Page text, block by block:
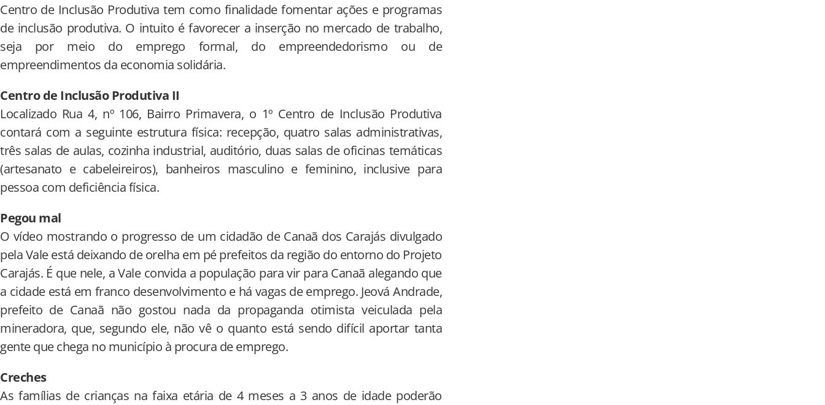
Centro de Inclusão Produtiva tem como finalidade fomentar ações e programas
de inclusão produtiva. O intuito é favorecer a inserção no mercado de trabalho,
seja por meio do emprego formal, do empreendedorismo ou de
empreendimentos da economia solidária.
Centro de Inclusão Produtiva II
Localizado Rua 4, nº 106, Bairro Primavera, o 1º Centro de Inclusão Produtiva
contará com a seguinte estrutura física: recepção, quatro salas administrativas,
três salas de aulas, cozinha industrial, auditório, duas salas de oficinas temáticas
(artesanato e cabeleireiros), banheiros masculino e feminino, inclusive para
pessoa com deficiência física.
Pegou mal
O vídeo mostrando o progresso de um cidadão de Canaã dos Carajás divulgado
pela Vale está deixando de orelha em pé prefeitos da região do entorno do Projeto
Carajás. É que nele, a Vale convida a população para vir para Canaã alegando que
a cidade está em franco desenvolvimento e há vagas de emprego. Jeová Andrade,
prefeito de Canaã não gostou nada da propaganda otimista veiculada pela
mineradora, que, segundo ele, não vê o quanto está sendo difícil aportar tanta
gente que chega no município à procura de emprego.
Creches
As famílias de crianças na faixa etária de 4 meses a 3 anos de idade poderão